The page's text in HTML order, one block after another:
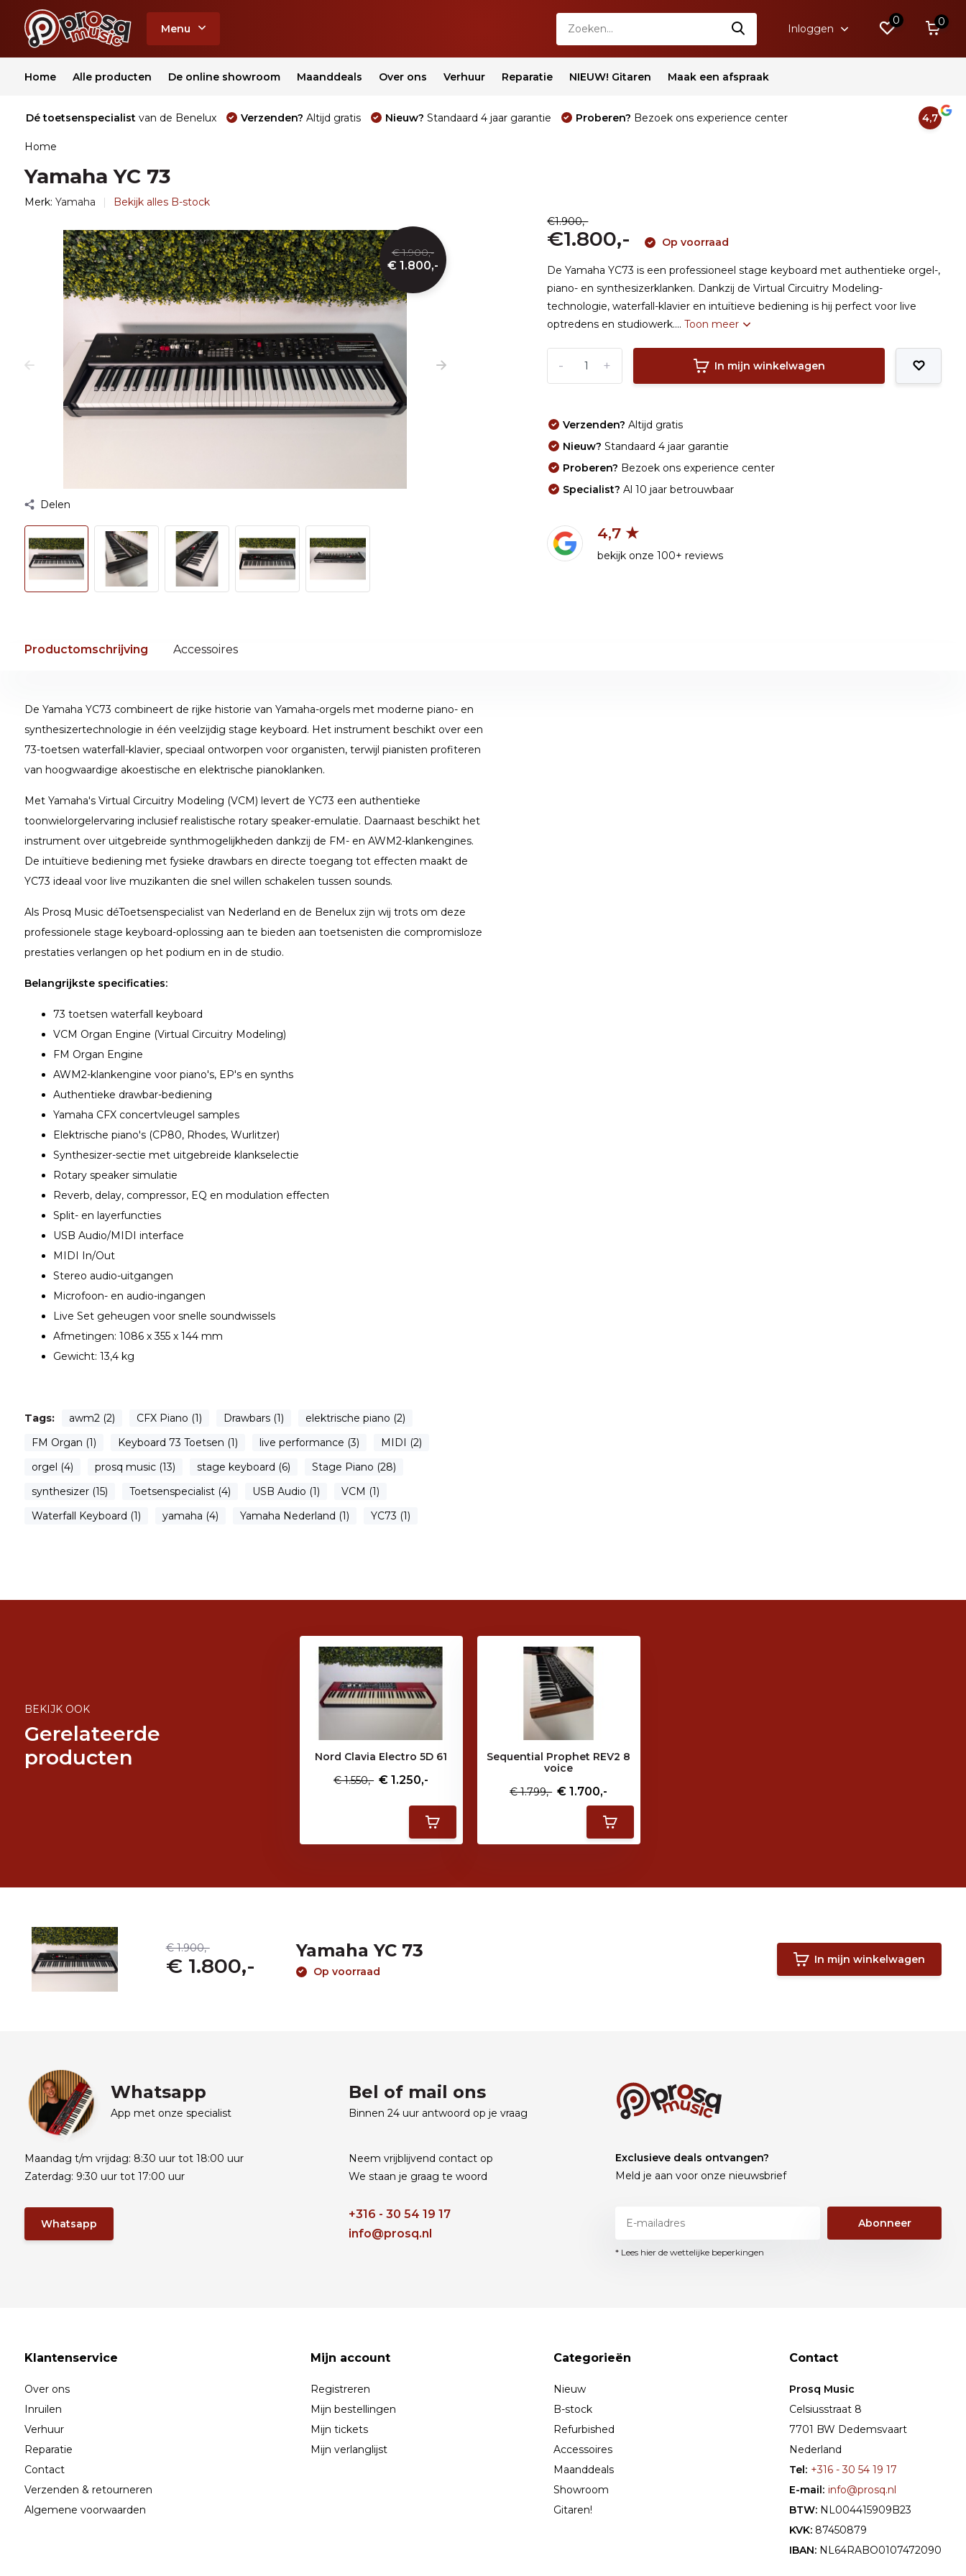
Menu Inloggen
0 0
Home Alle producten De online showroom Maanddeals Over ons Verhuur Reparatie NIEUW! Gitaren Maak een afspraak
Dé toetsenspecialist van de Benelux Verzenden? Altijd gratis Nieuw? Standaard 4 jaar garantie Proberen? Bezoek ons experience center 4,7
Home
Yamaha YC 73
Merk: Yamaha Bekijk alles B-stock
€ 1.900,-
€ 1.800,-
Delen
€1.900,-
€1.800,- Op voorraad
De Yamaha YC73 is een professioneel stage keyboard met authentieke orgel-,
piano- en synthesizerklanken. Dankzij de Virtual Circuitry Modeling-
technologie, waterfall-klavier en intuïtieve bediening is hij perfect voor live
optredens en studiowerk....Toon meer
+
- In mijn winkelwagen
Verzenden? Altijd gratis
Nieuw? Standaard 4 jaar garantie
Proberen? Bezoek ons experience center
Specialist? Al 10 jaar betrouwbaar
4,7 ★
bekijk onze 100+ reviews
Productomschrijving Accessoires
De Yamaha YC73 combineert de rijke historie van Yamaha-orgels met moderne piano- en
synthesizertechnologie in één veelzijdig stage keyboard. Het instrument beschikt over een
73-toetsen waterfall-klavier, speciaal ontworpen voor organisten, terwijl pianisten profiteren
van hoogwaardige akoestische en elektrische pianoklanken.
Met Yamaha's Virtual Circuitry Modeling (VCM) levert de YC73 een authentieke
toonwielorgelervaring inclusief realistische rotary speaker-emulatie. Daarnaast beschikt het
instrument over uitgebreide synthmogelijkheden dankzij de FM- en AWM2-klankengines.
De intuïtieve bediening met fysieke drawbars en directe toegang tot effecten maakt de
YC73 ideaal voor live muzikanten die snel willen schakelen tussen sounds.
Als Prosq Music déToetsenspecialist van Nederland en de Benelux zijn wij trots om deze
professionele stage keyboard-oplossing aan te bieden aan toetsenisten die compromisloze
prestaties verlangen op het podium en in de studio.
Belangrijkste specificaties:
73 toetsen waterfall keyboard
VCM Organ Engine (Virtual Circuitry Modeling)
FM Organ Engine
AWM2-klankengine voor piano's, EP's en synths
Authentieke drawbar-bediening
Yamaha CFX concertvleugel samples
Elektrische piano's (CP80, Rhodes, Wurlitzer)
Synthesizer-sectie met uitgebreide klankselectie
Rotary speaker simulatie
Reverb, delay, compressor, EQ en modulation effecten
Split- en layerfuncties
USB Audio/MIDI interface
MIDI In/Out
Stereo audio-uitgangen
Microfoon- en audio-ingangen
Live Set geheugen voor snelle soundwissels
Afmetingen: 1086 x 355 x 144 mm
Gewicht: 13,4 kg
Tags: awm2 (2) CFX Piano (1) Drawbars (1)
elektrische piano (2)
FM Organ (1)
Keyboard 73 Toetsen (1) live performance (3)
MIDI (2)
orgel (4)
prosq music (13) stage keyboard (6)
Stage Piano (28)
synthesizer (15)
Toetsenspecialist (4) USB Audio (1)
VCM (1)
Waterfall Keyboard (1)
yamaha (4) Yamaha Nederland (1) YC73 (1)
BEKIJK OOK
Gerelateerde
producten
Nord Clavia Electro 5D 61
€ 1.550,- € 1.250,-
Sequential Prophet REV2 8
voice
€ 1.799,- € 1.700,-
€ 1.900,-
€ 1.800,-
Yamaha YC 73
Op voorraad
In mijn winkelwagen
Whatsapp
App met onze specialist
Maandag t/m vrijdag: 8:30 uur tot 18:00 uur
Zaterdag: 9:30 uur tot 17:00 uur
Whatsapp
Bel of mail ons
Binnen 24 uur antwoord op je vraag
Neem vrijblijvend contact op
We staan je graag te woord
+316 - 30 54 19 17
info@prosq.nl
Exclusieve deals ontvangen?
Meld je aan voor onze nieuwsbrief
Abonneer
* Lees hier de wettelijke beperkingen
Klantenservice
Over ons
Inruilen
Verhuur
Reparatie
Contact
Verzenden & retourneren
Algemene voorwaarden
Mijn account
Registreren
Mijn bestellingen
Mijn tickets
Mijn verlanglijst
Categorieën
Nieuw
B-stock
Refurbished
Accessoires
Maanddeals
Showroom
Gitaren!
Contact
Prosq Music
Celsiusstraat 8
7701 BW Dedemsvaart
Nederland
Tel: +316 - 30 54 19 17
E-mail: info@prosq.nl
BTW: NL004415909B23
KVK: 87450879
IBAN: NL64RABO0107472090